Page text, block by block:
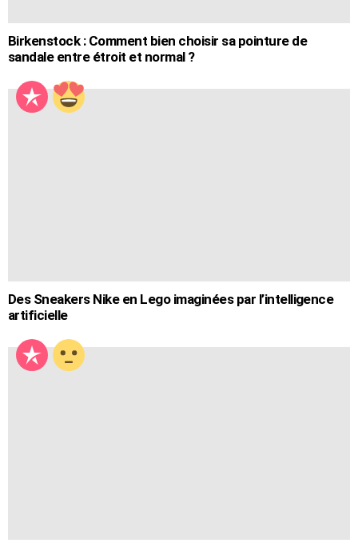
Birkenstock : Comment bien choisir sa pointure de
sandale entre étroit et normal ?
Des Sneakers Nike en Lego imaginées par l’intelligence
artificielle